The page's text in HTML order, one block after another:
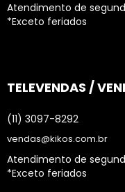
Atendimento de
*Exceto feriados
TELEVENDAS /
(11) 3097-8292
vendas@kikos.com.br
Atendimento de
*Exceto feriados